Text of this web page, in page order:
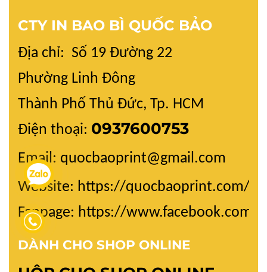
CTY IN BAO BÌ QUỐC BẢO
Địa chỉ: Số 19 Đường 22
Phường Linh Đông
Thành Phố Thủ Đức, Tp. HCM
Điện thoại: 0937600753
Email: quocbaoprint@gmail.com
Website: https://quocbaoprint.com/
Fanpage: https://www.facebook.com/
DÀNH CHO SHOP ONLINE